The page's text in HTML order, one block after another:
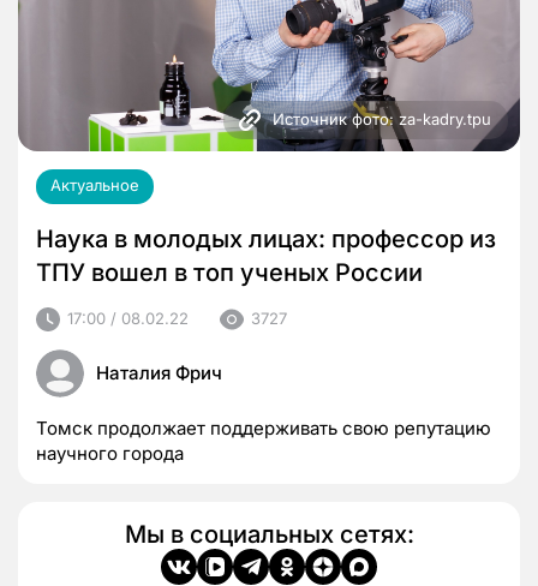
Источник фото: za-kadry.tpu
Актуальное
Наука в молодых лицах: профессор из
ТПУ вошел в топ ученых России
17:00 / 08.02.22 3727
Наталия Фрич
Томск продолжает поддерживать свою репутацию
научного города
Мы в социальных сетях: